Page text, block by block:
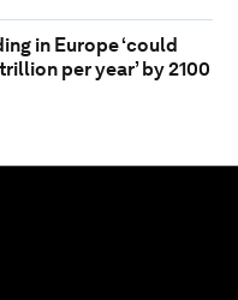
in Europe ‘could
per year’ by 2100